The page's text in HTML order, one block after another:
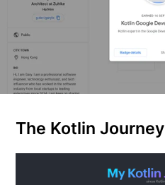
The Kotlin Journey